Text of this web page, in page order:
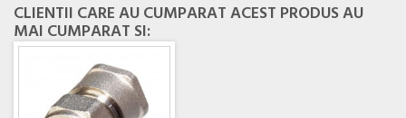
CLIENTII CARE AU CUMPARAT ACEST PRODUS AU
MAI CUMPARAT SI: